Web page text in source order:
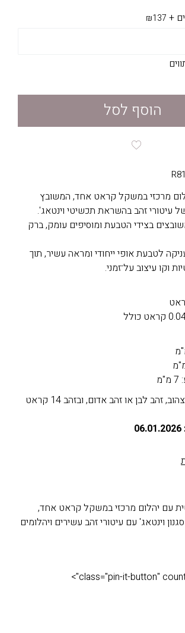
+
₪137
הוסף לסל
מרכזי במשקל קראט אחד, המשובץ
עיטורי זהב בהשראת תכשיטי וינטאג'.
בצידי הטבעת ומוסיפים עומק, ברק
לטבעת אופי ייחודי ומראה עשיר, תוך
וקו עיצוב על־זמני.
ניתן להזמין בזהב צהוב, זהב לבן או זהב אדום, ובזהב 14 קראט
עם יהלום מרכזי במשקל קראט אחד,
וינטאג' עם עיטורי זהב עשירים ויהלומים